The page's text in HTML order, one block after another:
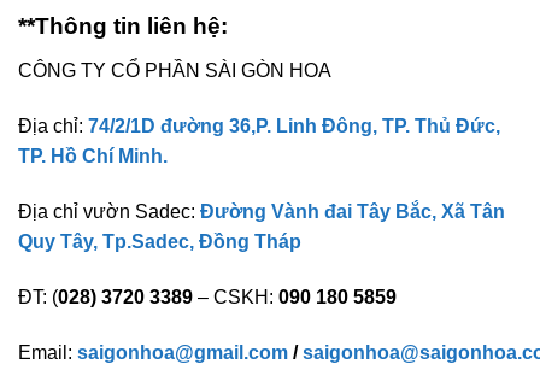
**Thông tin liên hệ:
CÔNG TY CỔ PHẦN SÀI GÒN HOA
Địa chỉ: 74/2/1D đường 36,P. Linh Đông, TP. Thủ Đức,
TP. Hồ Chí Minh.
Địa chỉ vườn Sadec: Đường Vành đai Tây Bắc, Xã Tân
Quy Tây, Tp.Sadec, Đồng Tháp
ĐT: (028) 3720 3389 – CSKH: 090 180 5859
Email: saigonhoa@gmail.com /